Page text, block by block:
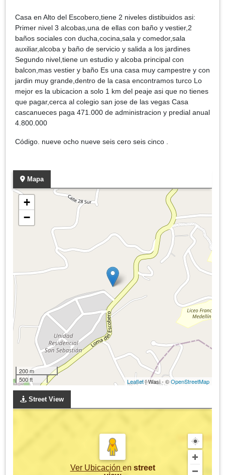
Casa en Alto del Escobero,tiene 2 niveles distibuidos asi:
Primer nivel 3 alcobas,una de ellas con baño y vestier,2
baños sociales con ducha,cocina,sala y comedor,sala
auxiliar,alcoba y baño de servicio y salida a los jardines
Segundo nivel,tiene un estudio y alcoba principal con
balcon,mas vestier y baño Es una casa muy campestre y con
jardin muy grande,dentro de la casa encontramos turco Lo
mejor es la ubicacion a solo 1 km del peaje asi que no tienes
que pagar,cerca al colegio san jose de las vegas Casa
cascanueces paga 471.000 de administracion y predial anual
4.800.000
Código. nueve ocho nueve seis cero seis cinco .
Mapa
+
−
200 m
500 ft
Leaflet| Wasi - ©OpenStreetMap
Street View
Ver Ubicación en street